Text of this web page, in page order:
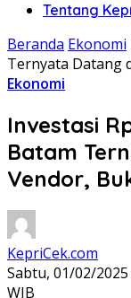
Tentang
Beranda Ekonomi
Ternyata Datang
Ekonomi
Investasi
Batam
Vendor,
KepriCek.com
Sabtu, 01/02/2025
WIB